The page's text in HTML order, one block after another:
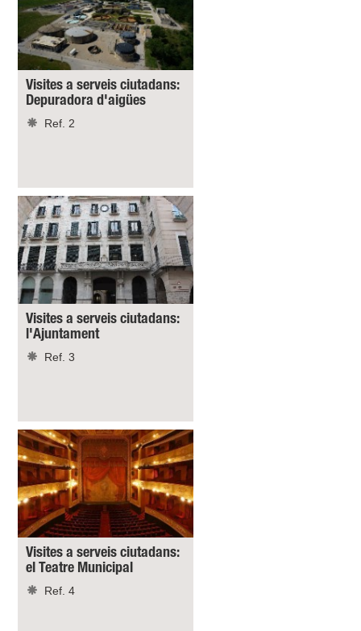
Visites a serveis ciutadans:
Depuradora d'aigües
Ref. 2
Visites a serveis ciutadans:
l'Ajuntament
Ref. 3
Visites a serveis ciutadans:
el Teatre Municipal
Ref. 4